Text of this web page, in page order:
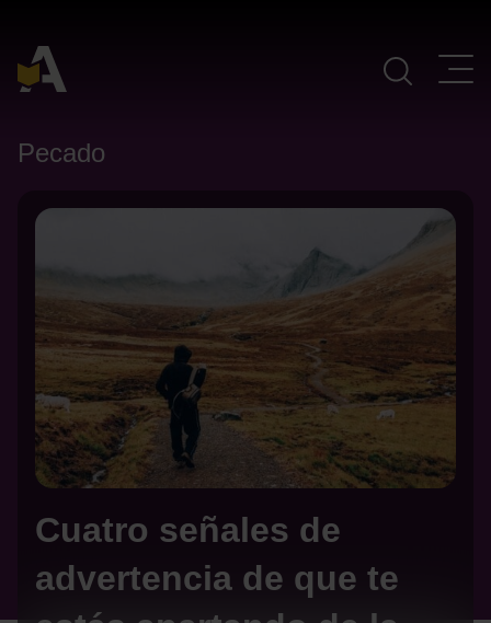
Navegación Principal
Pecado
Cuatro señales de
advertencia de que te